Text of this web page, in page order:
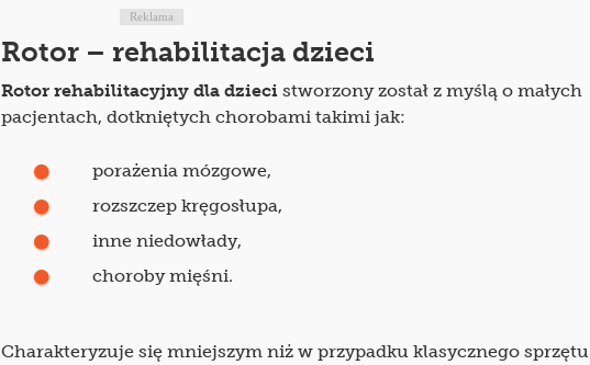
Reklama
Rotor – rehabilitacja dzieci
Rotor rehabilitacyjny dla dzieci stworzony został z myślą o małych
pacjentach, dotkniętych chorobami takimi jak:
porażenia mózgowe,
rozszczep kręgosłupa,
inne niedowłady,
choroby mięśni.
Charakteryzuje się mniejszym niż w przypadku klasycznego sprzętu